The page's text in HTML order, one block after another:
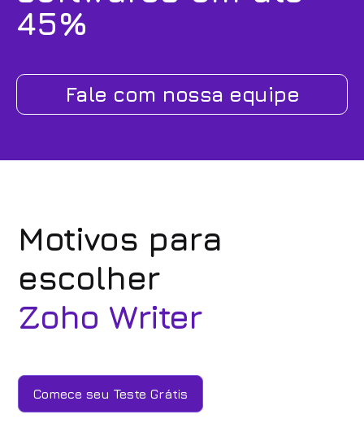
45%
Fale com nossa equipe
Motivos para
escolher
Zoho Writer
Comece seu Teste Grátis